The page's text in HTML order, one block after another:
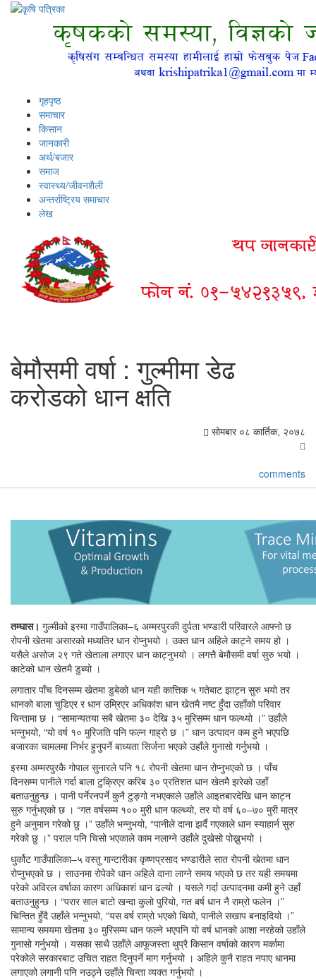
गृहपृष्ठ
समाचार
किसान
जानकारी
अर्थ/बजार
समाज
स्वास्थ्य/जीवनशैली
अन्तर्राष्ट्रिय समाचार
लेख
बेमौसमी वर्षा : गुल्मीमा डेढ
करोडको धान क्षति
सोमबार ०८ कार्तिक, २०७८
comments
तम्घास। गुल्मीको इस्मा गाउँपालिका–६ अम्मरपुरकी दुर्पता भण्डारी परिवारले आफ्नो छ
रोपनी खेतमा असारको मध्यतिर धान रोप्नुभयो । उक्त धान अहिले काट्ने समय हो ।
यसैले असोज २९ गते खेताला लगाएर धान काट्नुभयो । लगत्तै बेमौसमी वर्षा सुरु भयो ।
काटेको धान खेतमै डुब्यो ।
लगातार पाँच दिनसम्म खेतमा डुबेको धान यही कात्तिक ५ गतेबाट झाट्न सुरु भयो तर
धानको बाला चुडिएर र धान उम्रिएर अधिकांश धान खेतमै नष्ट हुँदा उहाँको परिवार
चिन्तामा छ । “सामान्यतया सबै खेतमा ३० देखि ३५ मुरिसम्म धान फल्थ्यो ।” उहाँले
भन्नुभयो, “यो वर्ष १० मुरिजति पनि फल्न गाह्रो छ ।” धान उत्पादन कम हुने भएपछि
बजारका चामलमा निर्भर हुनुपर्ने बाध्यता सिर्जना भएको उहाँले गुनासो गर्नुभयो ।
इस्मा अम्मरपुरकै गोपाल सुनारले पनि १८ रोपनी खेतमा धान रोप्नुभएको छ । पाँच
दिनसम्म पानीले गर्दा बाला टुक्रिएर करिब ३० प्रतिशत धान खेतमै झरेको उहाँ
बताउनुहुन्छ । पानी पर्नेरनपर्ने कुनै टुङ्गो नभएकाले उहाँले आइतबारदेखि धान काट्न
सुरु गर्नुभएको छ । “गत वर्षसम्म १०० मुरी धान फल्थ्यो, तर यो वर्ष ६०–७० मुरी मात्र
हुने अनुमान गरेको छु ।” उहाँले भन्नुभयो, “पानीले दाना झर्दै गएकाले धान स्याहार्न सुरु
गरेको छु ।” पराल पनि चिसो भएकाले काम नलाग्ने उहाँले दुखेसो पोख्नुभयो ।
धुर्कोट गाउँपालिका–५ वस्तु गान्टारीका कृष्णप्रसाद भण्डारीले सात रोपनी खेतमा धान
रोप्नुभएको छ । साउनमा रोपेको धान अहिले दाना लाग्ने समय भएको छ तर यही समयमा
परेको अविरल वर्षाका कारण अधिकाशं धान ढल्यो । यसले गर्दा उत्पादनमा कमी हुने उहाँ
बताउनुहुन्छ । “परार साल बाटो खन्दा कुलो पुरियो, गत बर्ष धान नै राम्रो फलेन ।”
चिन्तित हुँदै उहाँले भन्नुभयो, “यस वर्ष राम्रो भएको थियो, पानीले सखाप बनाइदियो ।”
सामान्य समयमा खेतमा ३० मुरिसम्म धान फल्ने भएपनि यो वर्ष धानको आशा नरहेको उहाँले
गुनासो गर्नुभयो । यसका साथै उहाँले आफूजस्ता थुप्रै किसान वर्षाको कारण मर्कामा
परेकोले सरकारबाट उचित राहत दिनुपर्ने माग गर्नुभयो । अहिले कुनै राहत नपाए धानमा
लगाएको लगानी पनि नउठ्ने उहाँले चिन्ता व्यक्त गर्नुभयो ।